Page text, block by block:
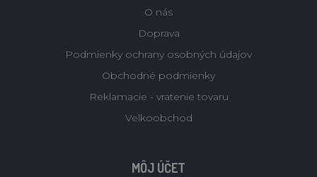
O nás
Doprava
Podmienky ochrany osobných údajov
Obchodné podmienky
Reklamacie - vratenie tovaru
Velkoobchod
MÔJ ÚČET